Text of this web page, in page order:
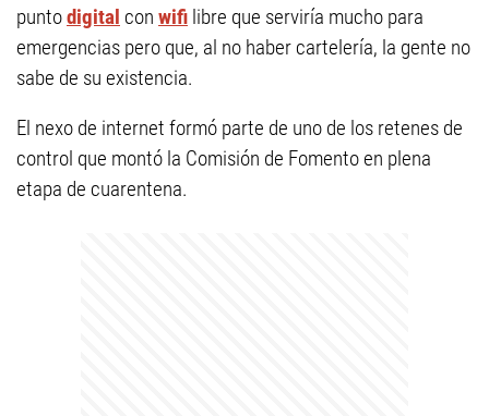
puntodigital con wifi libre que serviría mucho para
emergencias pero que, al no haber cartelería, la gente no
sabe de su existencia.
El nexo de internet formó parte de uno de los retenes de
control que montó la Comisión de Fomento en plena
etapa de cuarentena.